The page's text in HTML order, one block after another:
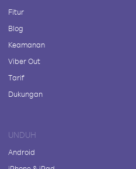
Fitur
Blog
Keamanan
Viber Out
Tarif
Dukungan
UNDUH
Android